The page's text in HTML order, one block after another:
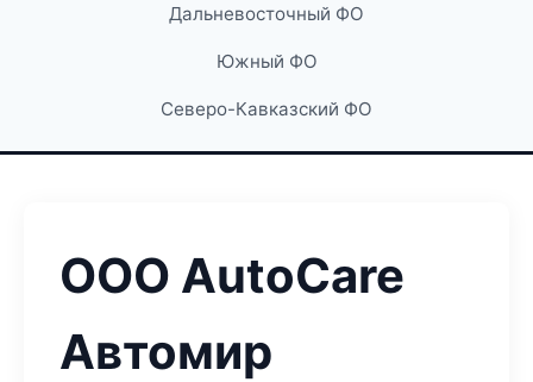
Дальневосточный ФО
Южный ФО
Северо-Кавказский ФО
ООО AutoCare
Автомир